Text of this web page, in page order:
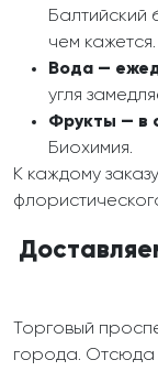
Балтийский
чем кажется.
Вода —
угля
Фрукты — в
Биохимия.
К каждому
Торговый
города. Отсюда